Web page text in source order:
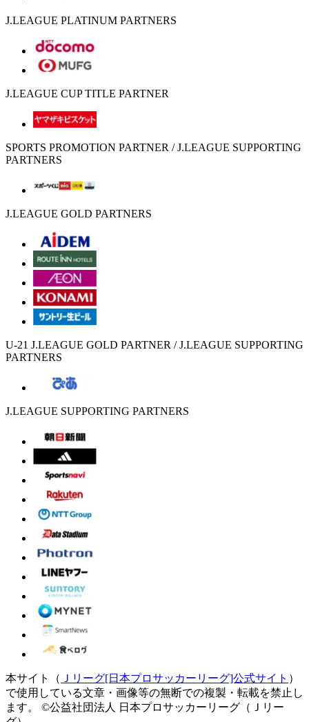
J.LEAGUE PLATINUM PARTNERS
J.LEAGUE CUP TITLE PARTNER
SPORTS PROMOTION PARTNER / J.LEAGUE SUPPORTING
PARTNERS
J.LEAGUE GOLD PARTNERS
U-21 J.LEAGUE GOLD PARTNER / J.LEAGUE SUPPORTING
PARTNERS
J.LEAGUE SUPPORTING PARTNERS
本サイト（ Ｊリーグ[日本プロサッカーリーグ]公式サイト ）
で使用している文章・画像等の無断での複製・転載を禁止し
ます。
©公益社団法人 日本プロサッカーリーグ（Ｊリー